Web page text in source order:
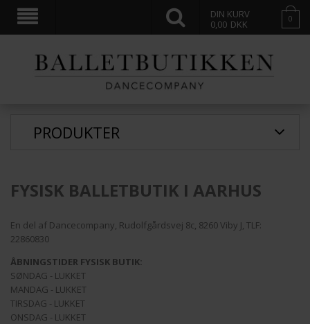
DIN KURV
0,00 DKK 0
PRODUKTER
FYSISK BALLETBUTIK I AARHUS
En del af Dancecompany, Rudolfgårdsvej 8c, 8260 Viby J, TLF:
22860830
ÅBNINGSTIDER FYSISK BUTIK:
SØNDAG - LUKKET
MANDAG - LUKKET
TIRSDAG - LUKKET
ONSDAG - LUKKET